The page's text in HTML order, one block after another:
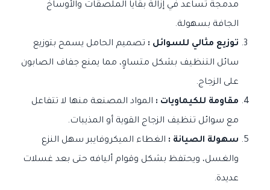
مدمجة تساعد في إزالة بقايا الملصقات والأوساخ
الجافة بسهولة.
توزيع مثالي للسوائل : تصميم الحامل يسمح بتوزيع
سائل التنظيف بشكل متساوٍ، مما يمنع جفاف الصابون
على الزجاج.
مقاومة للكيماويات : المواد المصنعة منها لا تتفاعل
مع سوائل تنظيف الزجاج القوية أو المذيبات.
سهولة الصيانة : الغطاء الميكروفايبر سهل النزع
والغسل، ويحتفظ بشكل وقوام أليافه حتى بعد غسلات
عديدة.